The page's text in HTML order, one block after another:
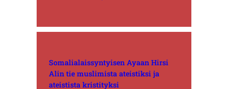
Somalialaissyntyisen Ayaan Hirsi
Alin tie muslimista ateistiksi ja
ateistista kristityksi